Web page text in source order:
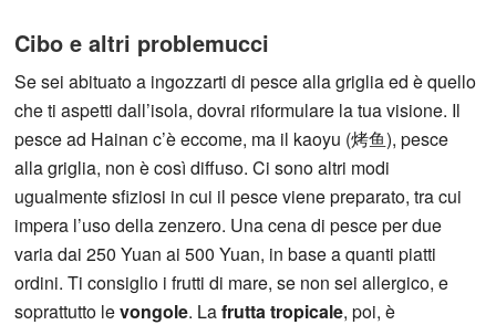
Cibo e altri problemucci
Se sei abituato a ingozzarti di pesce alla griglia ed è quello
che ti aspetti dall’isola, dovrai riformulare la tua visione. Il
pesce ad Hainan c’è eccome, ma il kaoyu (烤鱼), pesce
alla griglia, non è così diffuso. Ci sono altri modi
ugualmente sfiziosi in cui il pesce viene preparato, tra cui
impera l’uso della zenzero. Una cena di pesce per due
varia dai 250 Yuan ai 500 Yuan, in base a quanti piatti
ordini. Ti consiglio i frutti di mare, se non sei allergico, e
soprattutto levongole. Lafrutta tropicale, poi, è